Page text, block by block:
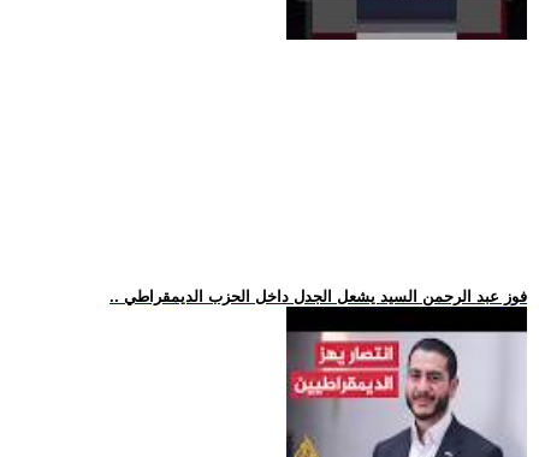
.. فوز عبد الرحمن السيد يشعل الجدل داخل الحزب الديمقراطي